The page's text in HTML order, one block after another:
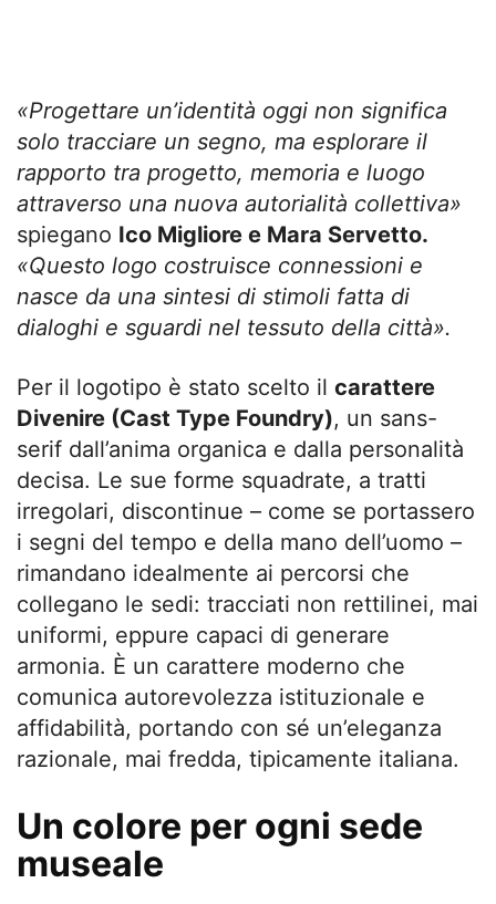
«Progettare un’identità oggi non significa
solo tracciare un segno, ma esplorare il
rapporto tra progetto, memoria e luogo
attraverso una nuova autorialità collettiva»
spiegano Ico Migliore e Mara Servetto.
«Questo logo costruisce connessioni e
nasce da una sintesi di stimoli fatta di
dialoghi e sguardi nel tessuto della città».
Per il logotipo è stato scelto il carattere
Divenire (Cast Type Foundry), un sans-
serif dall’anima organica e dalla personalità
decisa. Le sue forme squadrate, a tratti
irregolari, discontinue – come se portassero
i segni del tempo e della mano dell’uomo –
rimandano idealmente ai percorsi che
collegano le sedi: tracciati non rettilinei, mai
uniformi, eppure capaci di generare
armonia. È un carattere moderno che
comunica autorevolezza istituzionale e
affidabilità, portando con sé un’eleganza
razionale, mai fredda, tipicamente italiana.
Un colore per ogni sede
museale